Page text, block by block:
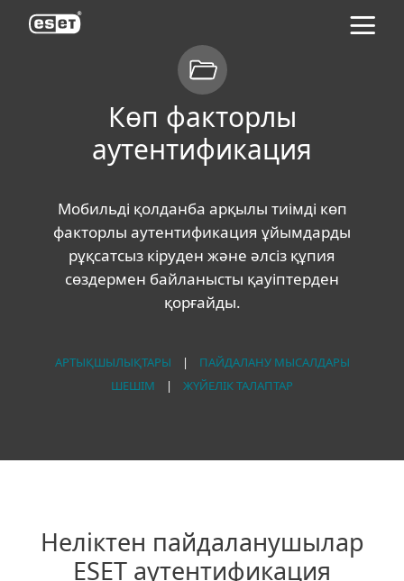
Көп факторлы
аутентификация
Мобильді қолданба арқылы тиімді көп
факторлы аутентификация ұйымдарды
рұқсатсыз кіруден және әлсіз құпия
сөздермен байланысты қауіптерден
қорғайды.
АРТЫҚШЫЛЫҚТАРЫ | ПАЙДАЛАНУ МЫСАЛДАРЫ
ШЕШІМ
| ЖҮЙЕЛІК ТАЛАПТАР
Неліктен пайдаланушылар
ESET аутентификация
ESET